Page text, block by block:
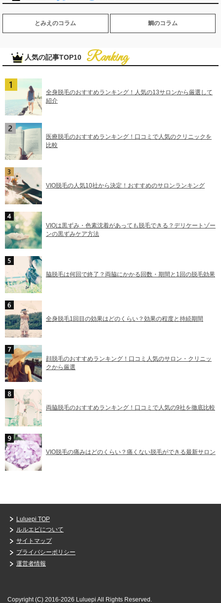
とみえのコラム 鯛のコラム
人気の記事TOP10
全身脱毛のおすすめランキング！人気の13サロンから厳選して
紹介
医療脱毛のおすすめランキング！口コミで人気のクリニックを
比較
VIO脱毛の人気10社から決定！おすすめのサロンランキング
VIOは黒ずみ・色素沈着があっても脱毛できる？デリケートゾー
ンの黒ずみケア方法
脇脱毛は何回で終了？両脇にかかる回数・期間と1回の脱毛効果
全身脱毛1回目の効果はどのくらい？効果の程度と持続期間
顔脱毛のおすすめランキング！口コミ人気のサロン・クリニッ
クから厳選
両脇脱毛のおすすめランキング！口コミで人気の9社を徹底比較
VIO脱毛の痛みはどのくらい？痛くない脱毛ができる最新サロン
Luluepi TOP
ルルエピについて
サイトマップ
プライバシーポリシー
運営者情報
Copyright (C) 2016-2026 Luluepi All Rights Reserved.